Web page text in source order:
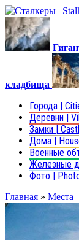
кладбища
Города |
Деревни |
Замки |
Дома |
Военные
Железные
Фото |
Главная » Места |